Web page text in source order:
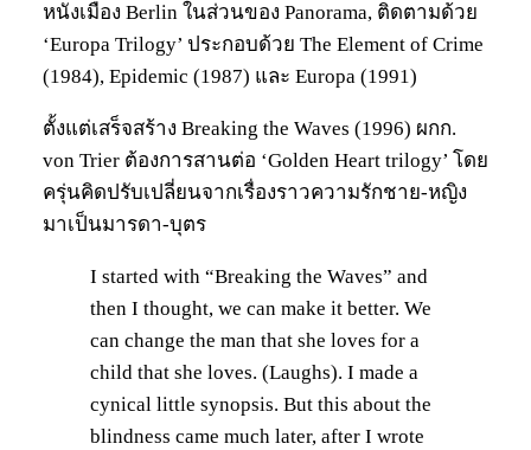
หนังเมือง Berlin ในส่วนของ Panorama, ติดตามด้วย
‘Europa Trilogy’ ประกอบด้วย The Element of Crime
(1984), Epidemic (1987) และ Europa (1991)
ตั้งแต่เสร็จสร้าง Breaking the Waves (1996) ผกก.
von Trier ต้องการสานต่อ ‘Golden Heart trilogy’ โดย
ครุ่นคิดปรับเปลี่ยนจากเรื่องราวความรักชาย-หญิง
มาเป็นมารดา-บุตร
I started with “Breaking the Waves” and
then I thought, we can make it better. We
can change the man that she loves for a
child that she loves. (Laughs). I made a
cynical little synopsis. But this about the
blindness came much later, after I wrote